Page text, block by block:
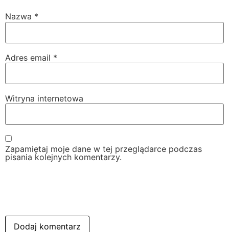
Nazwa *
Adres email *
Witryna internetowa
Zapamiętaj moje dane w tej przeglądarce podczas
pisania kolejnych komentarzy.